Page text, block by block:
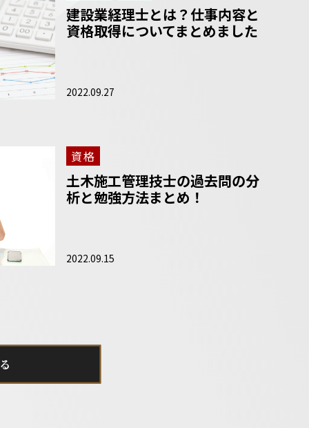
建設業経理士とは？仕事内容と
資格取得についてまとめました
2022.09.27
資格
土木施工管理技士の過去問の分
析と勉強方法まとめ！
2022.09.15